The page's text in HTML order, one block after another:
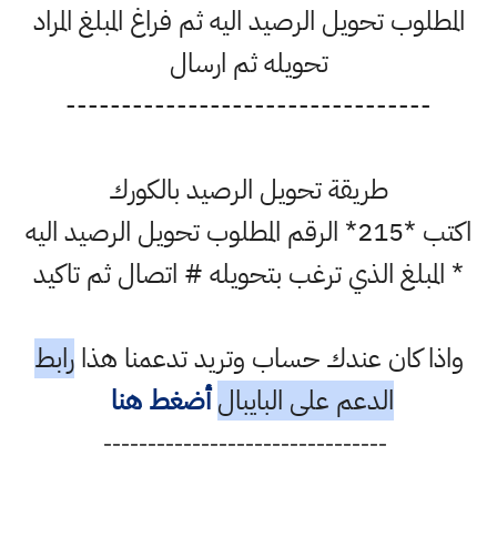
تحويل الرصيد اليه ثم فراغ المبلغ المراد
تحويله ثم ارسال
طريقة تحويل الرصيد بالكورك
اكتب *215* الرقم المطلوب تحويل الرصيد اليه
الذي ترغب بتحويله # اتصال ثم تاكيد
كان عندك حساب وتريد تدعمنا هذارابط
الدعم على البايبال أضغط هنا
--------------------------------